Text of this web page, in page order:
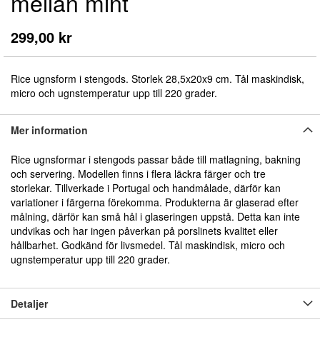
299,00 kr
Rice ugnsform i stengods. Storlek 28,5x20x9 cm. Tål maskindisk,
micro och ugnstemperatur upp till 220 grader.
av
bildgalleriet
Mer information
Rice ugnsformar i stengods passar både till matlagning, bakning
och servering. Modellen finns i flera läckra färger och tre
storlekar. Tillverkade i Portugal och handmålade, därför kan
variationer i färgerna förekomma. Produkterna är glaserad efter
målning, därför kan små hål i glaseringen uppstå. Detta kan inte
undvikas och har ingen påverkan på porslinets kvalitet eller
hållbarhet. Godkänd för livsmedel. Tål maskindisk, micro och
ugnstemperatur upp till 220 grader.
Detaljer